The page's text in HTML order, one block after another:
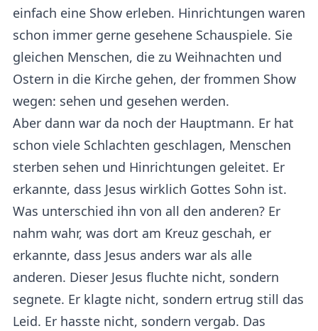
einfach eine Show erleben. Hinrichtungen waren
schon immer gerne gesehene Schauspiele. Sie
gleichen Menschen, die zu Weihnachten und
Ostern in die Kirche gehen, der frommen Show
wegen: sehen und gesehen werden.
Aber dann war da noch der Hauptmann. Er hat
schon viele Schlachten geschlagen, Menschen
sterben sehen und Hinrichtungen geleitet. Er
erkannte, dass Jesus wirklich Gottes Sohn ist.
Was unterschied ihn von all den anderen? Er
nahm wahr, was dort am Kreuz geschah, er
erkannte, dass Jesus anders war als alle
anderen. Dieser Jesus fluchte nicht, sondern
segnete. Er klagte nicht, sondern ertrug still das
Leid. Er hasste nicht, sondern vergab. Das